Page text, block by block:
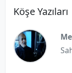
Köşe Yazıları